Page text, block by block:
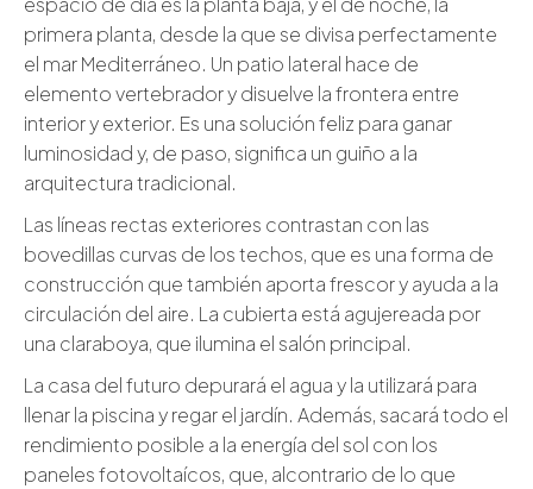
primera planta, desde la que se divisa perfectamente
el mar Mediterráneo. Un patio lateral hace de
elemento vertebrador y disuelve la frontera entre
interior y exterior. Es una solución feliz para ganar
luminosidad y, de paso, significa un guiño a la
arquitectura tradicional.
Las líneas rectas exteriores contrastan con las
bovedillas curvas de los techos, que es una forma de
construcción que también aporta frescor y ayuda a la
circulación del aire. La cubierta está agujereada por
una claraboya, que ilumina el salón principal.
La casa del futuro depurará el agua y la utilizará para
llenar la piscina y regar el jardín. Además, sacará todo el
rendimiento posible a la energía del sol con los
paneles fotovoltaícos, que, alcontrario de lo que